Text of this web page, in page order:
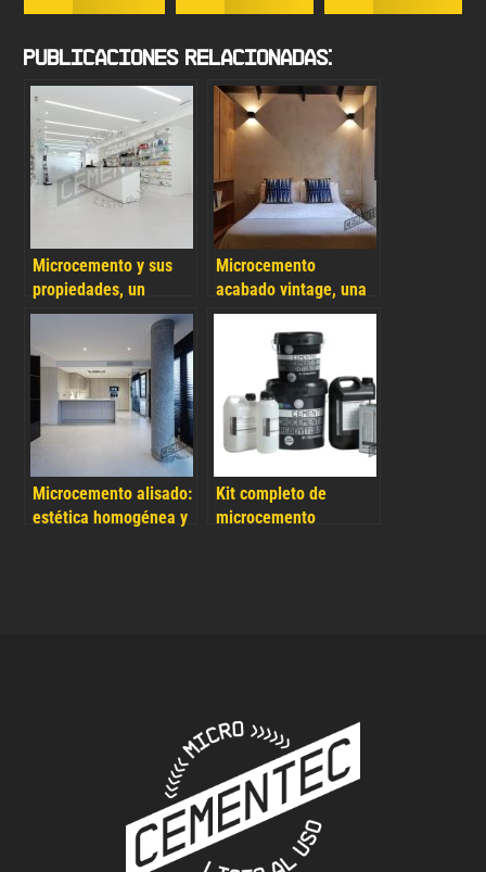
Publicaciones Relacionadas:
Microcemento y sus
propiedades, un
material versátil para
Microcemento
acabado vintage, una
idea para revestir y
decorar con aires de
distinción y
singularidad
Microcemento alisado:
estética homogénea y
Kit completo de
microcemento